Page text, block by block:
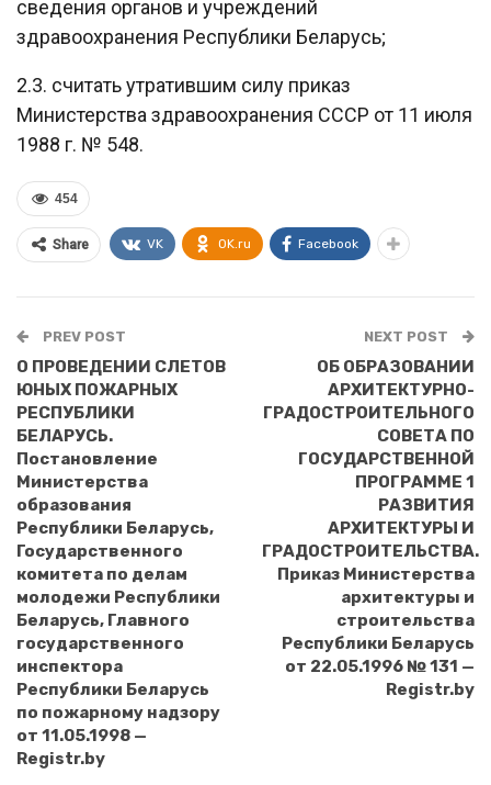
сведения органов и учреждений
здравоохранения Республики Беларусь;
2.3. считать утратившим силу приказ
Министерства здравоохранения СССР от 11 июля
1988 г. № 548.
454
Share VK OK.ru Facebook
PREV POST
О ПРОВЕДЕНИИ СЛЕТОВ
ЮНЫХ ПОЖАРНЫХ
РЕСПУБЛИКИ
БЕЛАРУСЬ.
Постановление
Министерства
образования
Республики Беларусь,
Государственного
комитета по делам
молодежи Республики
Беларусь, Главного
государственного
инспектора
Республики Беларусь
по пожарному надзору
от 11.05.1998 —
Registr.by
NEXT POST
ОБ ОБРАЗОВАНИИ
АРХИТЕКТУРНО-
ГРАДОСТРОИТЕЛЬНОГО
СОВЕТА ПО
ГОСУДАРСТВЕННОЙ
ПРОГРАММЕ 1
РАЗВИТИЯ
АРХИТЕКТУРЫ И
ГРАДОСТРОИТЕЛЬСТВА.
Приказ Министерства
архитектуры и
строительства
Республики Беларусь
от 22.05.1996 № 131 —
Registr.by